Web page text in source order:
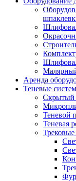
Аренда
Теневые
Скрытый
Теневой
Теневая